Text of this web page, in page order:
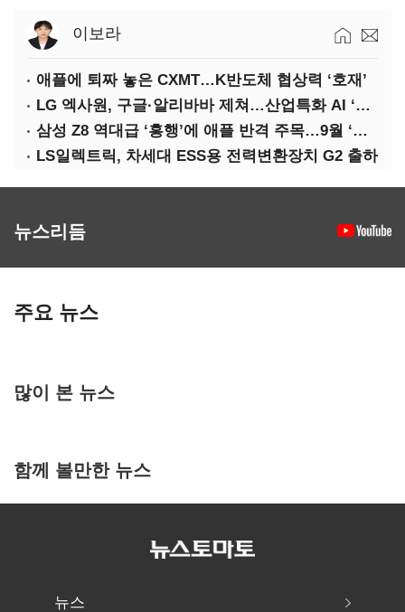
이보라
애플에 퇴짜 놓은 CXMT…K반도체 협상력 ‘호재’
LG 엑사원, 구글·알리바바 제쳐…산업특화 AI ‘속도’
삼성 Z8 역대급 ‘흥행’에 애플 반격 주목…9월 ‘폴더블 대전’
LS일렉트릭, 차세대 ESS용 전력변환장치 G2 출하
뉴스리듬
주요 뉴스
많이 본 뉴스
함께 볼만한 뉴스
뉴스